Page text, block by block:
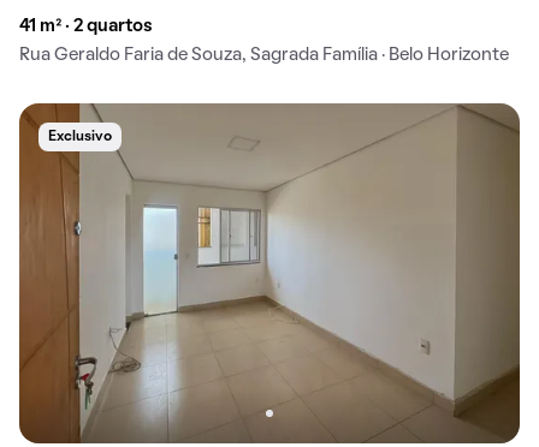
41 m² · 2 quartos
Rua Geraldo Faria de Souza, Sagrada Família · Belo Horizonte
Exclusivo